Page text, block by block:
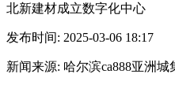
北新建材成立数字化中心
发布时间: 2025-03-06 18:17
新闻来源: 哈尔滨ca888亚洲城